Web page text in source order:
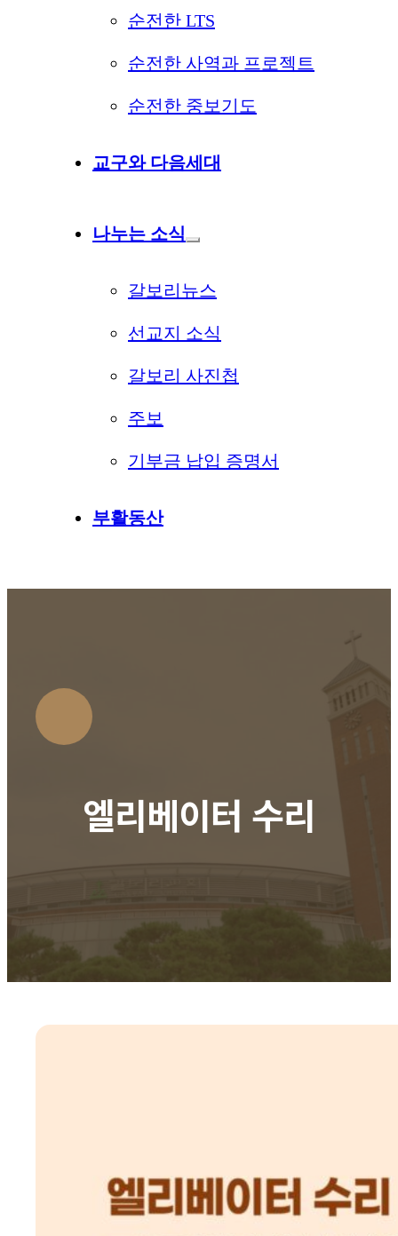
순전한 LTS
순전한 사역과 프로젝트
순전한 중보기도
교구와 다음세대
나누는 소식
갈보리뉴스
선교지 소식
갈보리 사진첩
주보
기부금 납입 증명서
부활동산
엘리베이터 수리